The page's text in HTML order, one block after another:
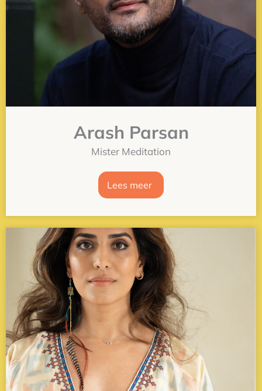
Arash Parsan
Mister Meditation
Lees meer